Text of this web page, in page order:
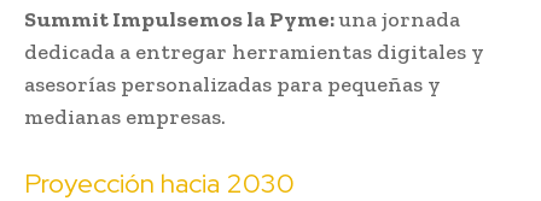
Summit Impulsemos la Pyme:una jornada
dedicada a entregar herramientas digitales y
asesorías personalizadas para pequeñas y
medianas empresas.
Proyección hacia 2030